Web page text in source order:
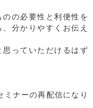
の必要性と利便性を
分かりやすくお伝え
っていただけるはず
ナーの再配信になり